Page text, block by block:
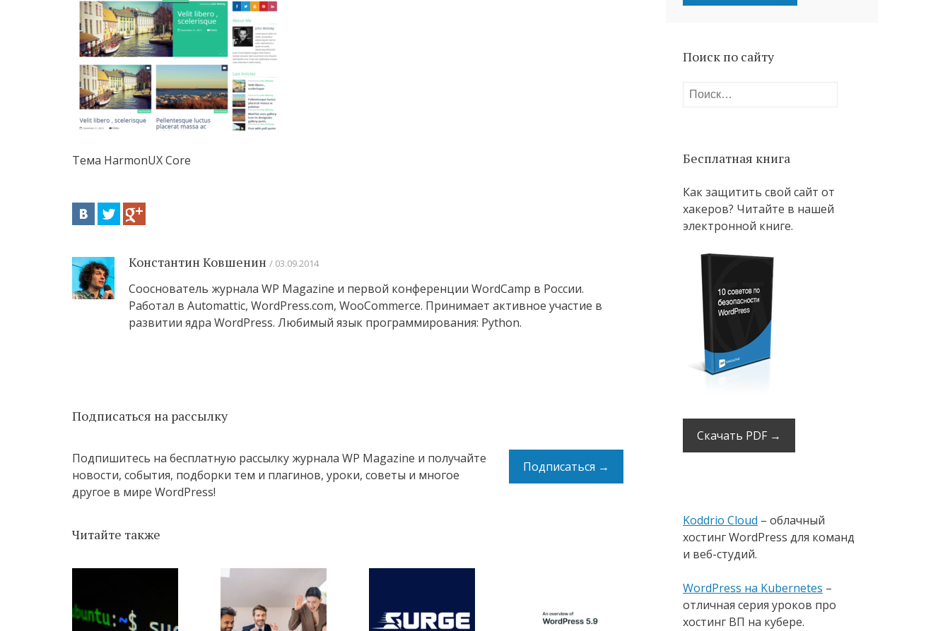
Тема HarmonUX Core
Константин Ковшенин 03.09.2014
Сооснователь журнала WP Magazine и первой конференции WordCamp в России.
Работал в Automattic, WordPress.com, WooCommerce. Принимает активное участие в
развитии ядра WordPress. Любимый язык программирования: Python.
Подписаться на рассылку
Подписаться →
Подпишитесь на бесплатную рассылку журнала WP Magazine и получайте
новости, события, подборки тем и плагинов, уроки, советы и многое
другое в мире WordPress!
Читайте также
Поиск по сайту
Найти:
Бесплатная книга
Как защитить свой сайт от
хакеров? Читайте в нашей
электронной книге.
Скачать PDF →
Koddrio Cloud – облачный
хостинг WordPress для команд
и веб-студий.
WordPress на Kubernetes –
отличная серия уроков про
хостинг ВП на кубере.